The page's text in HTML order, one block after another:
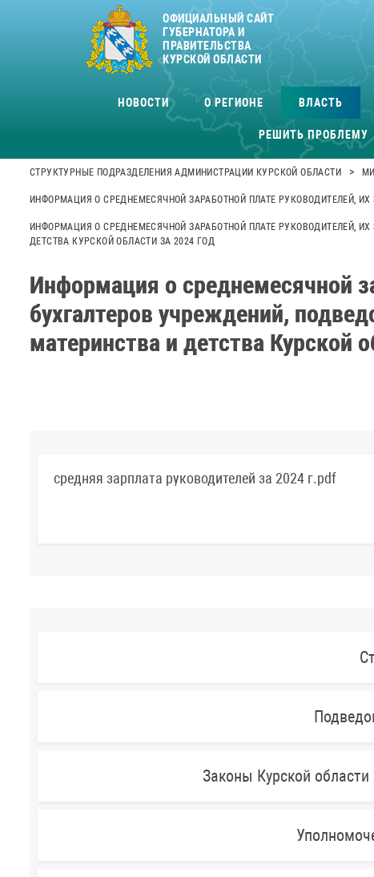
ОФИЦИАЛЬНЫЙ САЙТ
ГУБЕРНАТОРА И
ПРАВИТЕЛЬСТВА
КУРСКОЙ ОБЛАСТИ
НОВОСТИ О РЕГИОНЕ ВЛАСТЬ
РЕШИТЬ ПРОБЛЕМУ
СТРУКТУРНЫЕ ПОДРАЗДЕЛЕНИЯ АДМИНИСТРАЦИИ КУРСКОЙ ОБЛАСТИ >
ИНФОРМАЦИЯ О СРЕДНЕМЕСЯЧНОЙ ЗАРАБОТНОЙ ПЛАТЕ РУКОВОДИТЕЛЕЙ,
ИНФОРМАЦИЯ О СРЕДНЕМЕСЯЧНОЙ ЗАРАБОТНОЙ ПЛАТЕ РУКОВОДИТЕЛЕЙ,
ДЕТСТВА КУРСКОЙ ОБЛАСТИ ЗА 2024 ГОД
Информация о среднемесячной
бухгалтеров учреждений,
материнства и детства Курской
средняя зарплата руководителей за 2024 г.pdf
Законы Курской области